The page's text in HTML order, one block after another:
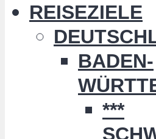
REISEZIELE
BADEN-
***